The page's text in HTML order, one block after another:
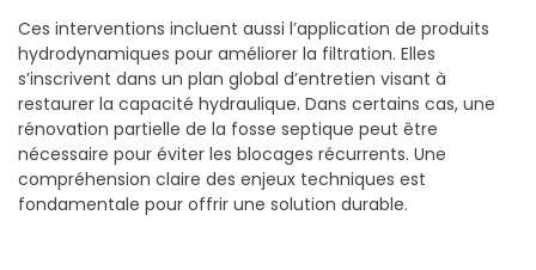
Ces interventions incluent aussi l’application de produits
hydrodynamiques pour améliorer la filtration. Elles
s’inscrivent dans un plan global d’entretien visant à
restaurer la capacité hydraulique. Dans certains cas, une
rénovation partielle de la fosse septique peut être
nécessaire pour éviter les blocages récurrents. Une
compréhension claire des enjeux techniques est
fondamentale pour offrir une solution durable.